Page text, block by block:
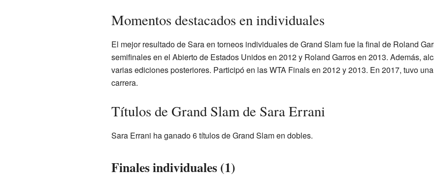
Momentos destacados en individuales
El mejor resultado de Sara en torneos individuales de Grand Slam fue la final de Roland
semifinales en el Abierto de Estados Unidos en 2012 y Roland Garros en 2013. Además,
varias ediciones posteriores. Participó en las WTA Finals en 2012 y 2013. En 2017, tuvo
carrera.
Títulos de Grand Slam de Sara Errani
Sara Errani ha ganado 6 títulos de Grand Slam en dobles.
Finales individuales (1)